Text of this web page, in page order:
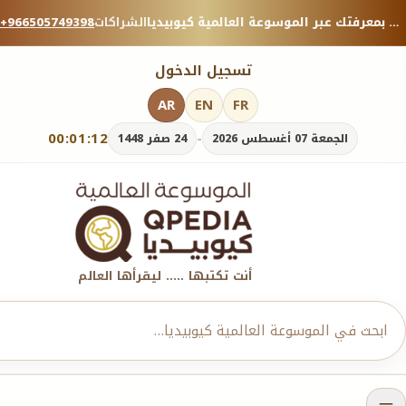
+966505749398الشراكات منصة معرفية موثوقة — شارك بمعرفتك عبر الموسوعة العالمية كيوبيديا.
تسجيل الدخول
00:01:14 الجمعة 07 أغسطس 2026 - 24 صفر 1448
AR EN FR
أنت تكتبها ..... ليقرأها العالم